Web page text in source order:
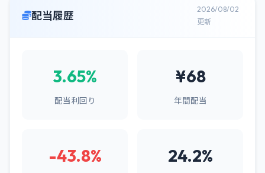
配当履歴
2026/08/02
更新
3.65%
配当利回り
¥68
年間配当
-43.8% 24.2%